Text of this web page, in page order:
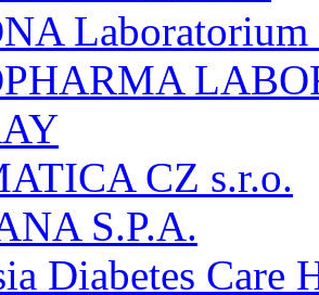
CZ s.r.o.
S.P.A.
Diabetes Care